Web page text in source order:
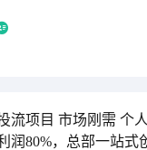
流项目 市场刚需 个
润80%，总部一站式